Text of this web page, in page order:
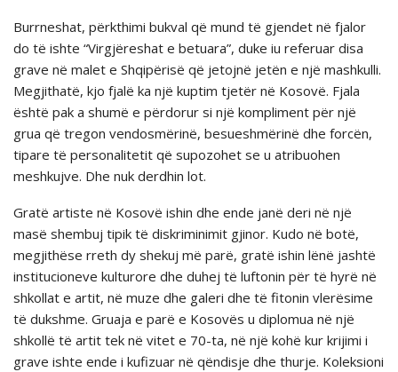
Burrneshat, përkthimi bukval që mund të gjendet në fjalor
do të ishte “Virgjëreshat e betuara”, duke iu referuar disa
grave në malet e Shqipërisë që jetojnë jetën e një mashkulli.
Megjithatë, kjo fjalë ka një kuptim tjetër në Kosovë. Fjala
është pak a shumë e përdorur si një kompliment për një
grua që tregon vendosmërinë, besueshmërinë dhe forcën,
tipare të personalitetit që supozohet se u atribuohen
meshkujve. Dhe nuk derdhin lot.
Gratë artiste në Kosovë ishin dhe ende janë deri në një
masë shembuj tipik të diskriminimit gjinor. Kudo në botë,
megjithëse rreth dy shekuj më parë, gratë ishin lënë jashtë
institucioneve kulturore dhe duhej të luftonin për të hyrë në
shkollat e artit, në muze dhe galeri dhe të fitonin vlerësime
të dukshme. Gruaja e parë e Kosovës u diplomua në një
shkollë të artit tek në vitet e 70-ta, në një kohë kur krijimi i
grave ishte ende i kufizuar në qëndisje dhe thurje. Koleksioni